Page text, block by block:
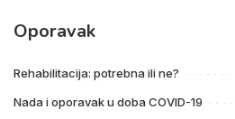
Oporavak
Rehabilitacija: potrebna ili ne?
Nada i oporavak u doba COVID-19